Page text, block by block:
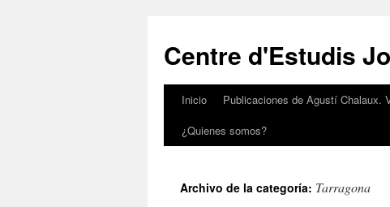
contenido
Centre d'Estudis
Inicio Publicaciones de Agustí Chalaux.
¿Quienes somos?
Archivo de la categoría: Tarragona